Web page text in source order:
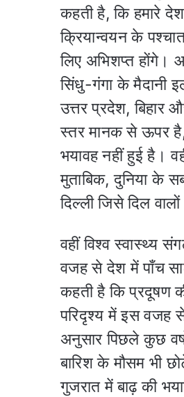
कहती है, कि हमारे
क्रियान्वयन के
लिए अभिशप्त होंगे।
सिंधु-गंगा के मैदानी
उत्तर प्रदेश, बिहार
स्तर मानक से ऊपर है,
भयावह नहीं हुई है।
मुताबिक, दुनिया के
दिल्ली जिसे दिल
वहीं विश्व स्वास्थ्य
वजह से देश में पाँच
कहती है कि प्रदूषण
परिदृश्य में इस वजह से
अनुसार पिछले कुछ
बारिश के मौसम भी
गुजरात में बाढ़ की